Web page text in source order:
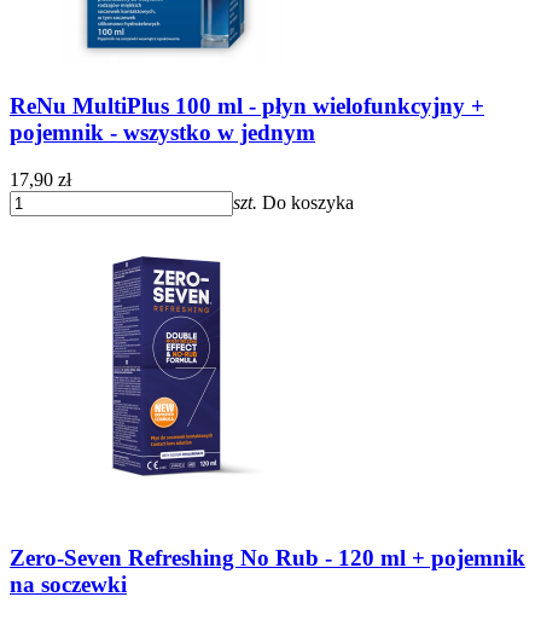
ReNu MultiPlus 100 ml - płyn wielofunkcyjny +
pojemnik - wszystko w jednym
17,90 zł
szt. Do koszyka
Zero-Seven Refreshing No Rub - 120 ml + pojemnik
na soczewki